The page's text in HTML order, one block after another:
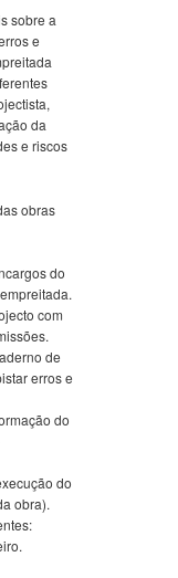
sobre a
e
da
e riscos
obras
do
com
de
erros e
do
do
obra).